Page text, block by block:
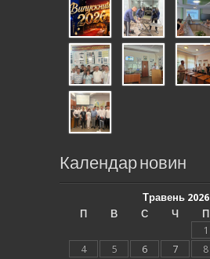
Календар новин
Травень 2026
П
В С Ч П
1
4
5 6 7 8